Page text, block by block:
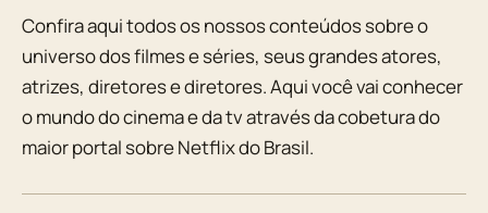
Confira aqui todos os nossos conteúdos sobre o
universo dos filmes e séries, seus grandes atores,
atrizes, diretores e diretores. Aqui você vai conhecer
o mundo do cinema e da tv através da cobetura do
maior portal sobre Netflix do Brasil.